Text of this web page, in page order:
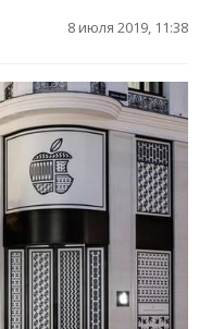
8 июля 2019, 11:38